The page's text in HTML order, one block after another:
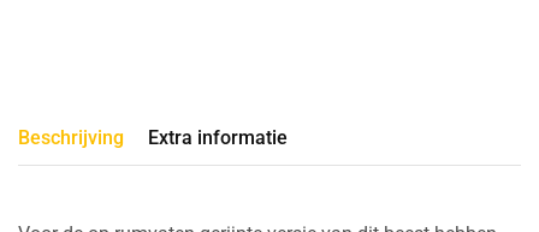
Beschrijving Extra informatie